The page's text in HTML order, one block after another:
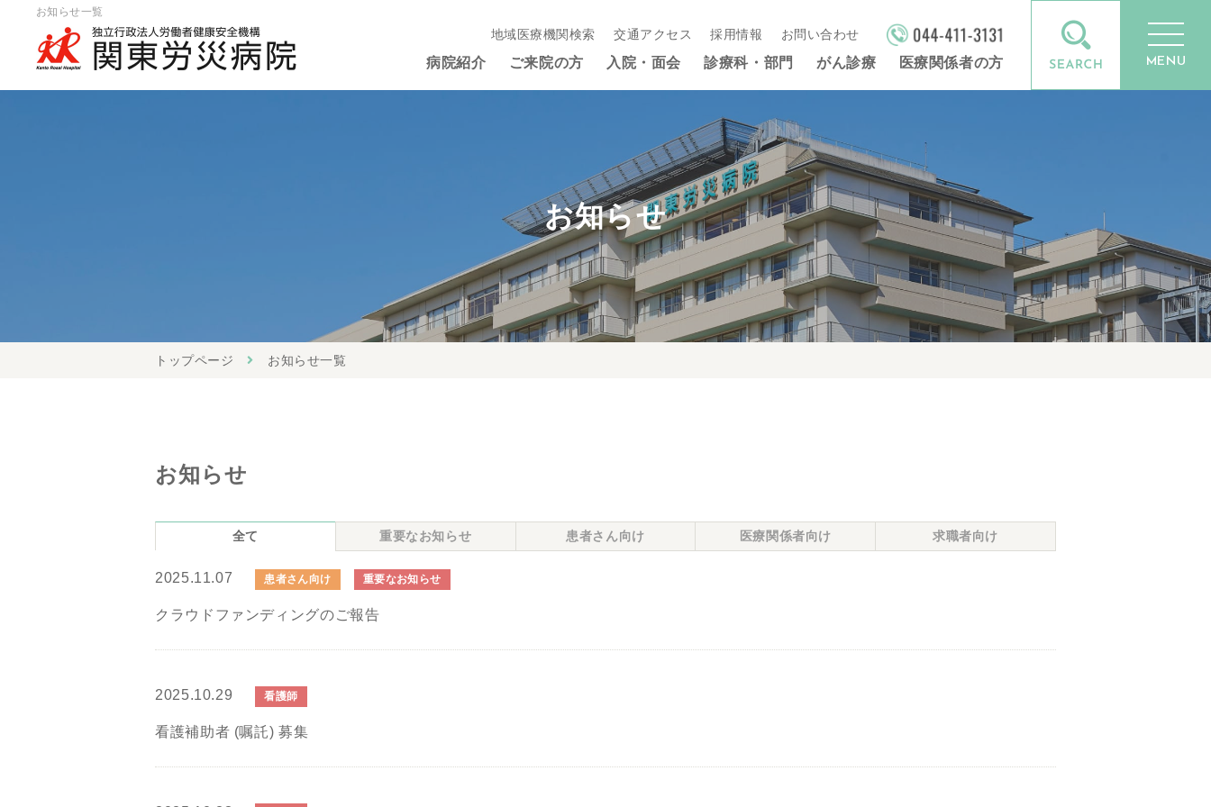
お知らせ一覧
地域医療機関検索 交通アクセス 採用情報 お問い合わせ
病院紹介 ご来院の方 入院・面会 診療科・部門 がん診療 医療関係者の方 MENU
お知らせ
トップページ お知らせ一覧
お知らせ
全て 重要なお知らせ 患者さん向け 医療関係者向け 求職者向け
2025.11.07 患者さん向け 重要なお知らせ
クラウドファンディングのご報告
2025.10.29 看護師
看護補助者 (嘱託) 募集